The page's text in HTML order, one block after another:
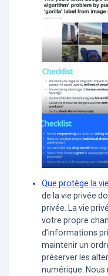
Que protège la
de la vie privée
privée. La vie
votre propre
d’informations
maintenir un
préserver les
numérique. Nous